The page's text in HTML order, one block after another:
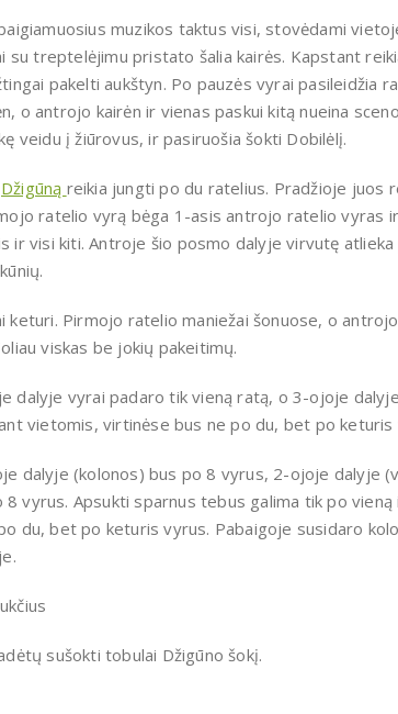
muzikos taktus visi, stovėdami
su treptelėjimu pristato šalia kairės. Kapstant
pakelti aukštyn. Po pauzės vyrai pasileidžia
o antrojo kairėn ir vienas paskui kitą nueina
veidu į žiūrovus, ir pasiruošia šokti Dobilėlį.
Džigūną reikia jungti po du ratelius. Pradžioje juos
ratelio vyrą bėga 1-asis antrojo ratelio vyras
ir visi kiti. Antroje šio posmo dalyje virvutę
keturi. Pirmojo ratelio maniežai šonuose, o
viskas be jokių pakeitimų.
dalyje vyrai padaro tik vieną ratą, o 3-ojoje
vietomis, virtinėse bus ne po du, bet po keturis
dalyje (kolonos) bus po 8 vyrus, 2-ojoje dalyje
8 vyrus. Apsukti sparnus tebus galima tik po
du, bet po keturis vyrus. Pabaigoje susidaro
sušokti tobulai Džigūno šokį.